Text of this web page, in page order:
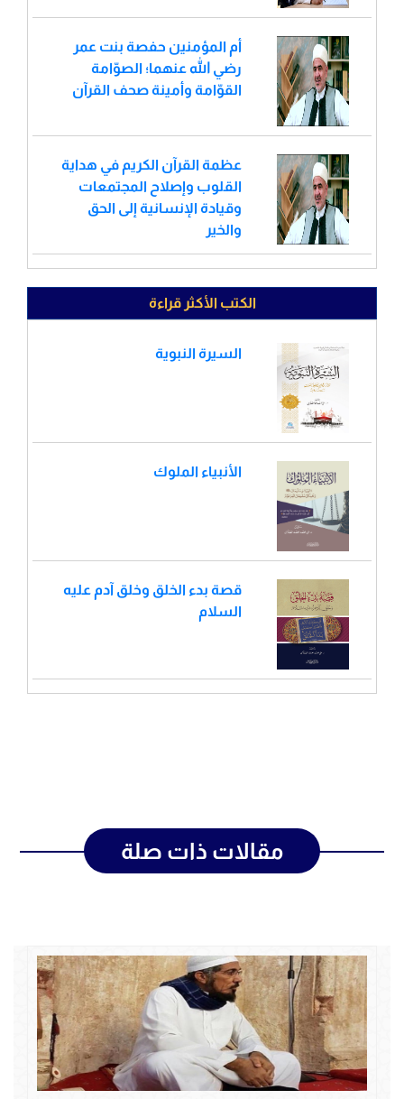
أم المؤمنين حفصة بنت عمر
رضي الله عنهما؛ الصوّامة
القوّامة وأمينة صحف القرآن
عظمة القرآن الكريم في هداية
القلوب وإصلاح المجتمعات
وقيادة الإنسانية إلى الحق
والخير
الكتب الأكثر قراءة
السيرة النبوية
الأنبياء الملوك
قصة بدء الخلق وخلق آدم عليه
السلام
مقالات ذات صلة